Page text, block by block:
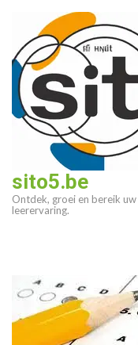
inhoud
(druk
enter)
sito5.be
Ontdek, groei en bereik
leerervaring.